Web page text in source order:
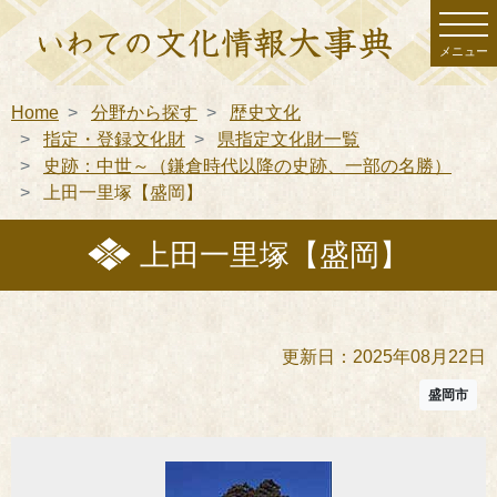
メニュー
Home 分野から探す
歴史文化
指定・登録文化財
県指定文化財一覧
史跡：中世～（鎌倉時代以降の史跡、一部の名勝）
上田一里塚【盛岡】
上田一里塚【盛岡】
更新日：2025年08月22日
盛岡市